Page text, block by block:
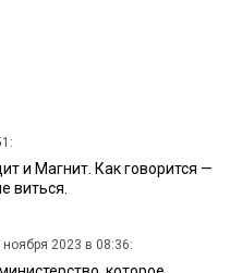
и Магнит. Как говорится —
виться.
ноября 2023 в 08:36: